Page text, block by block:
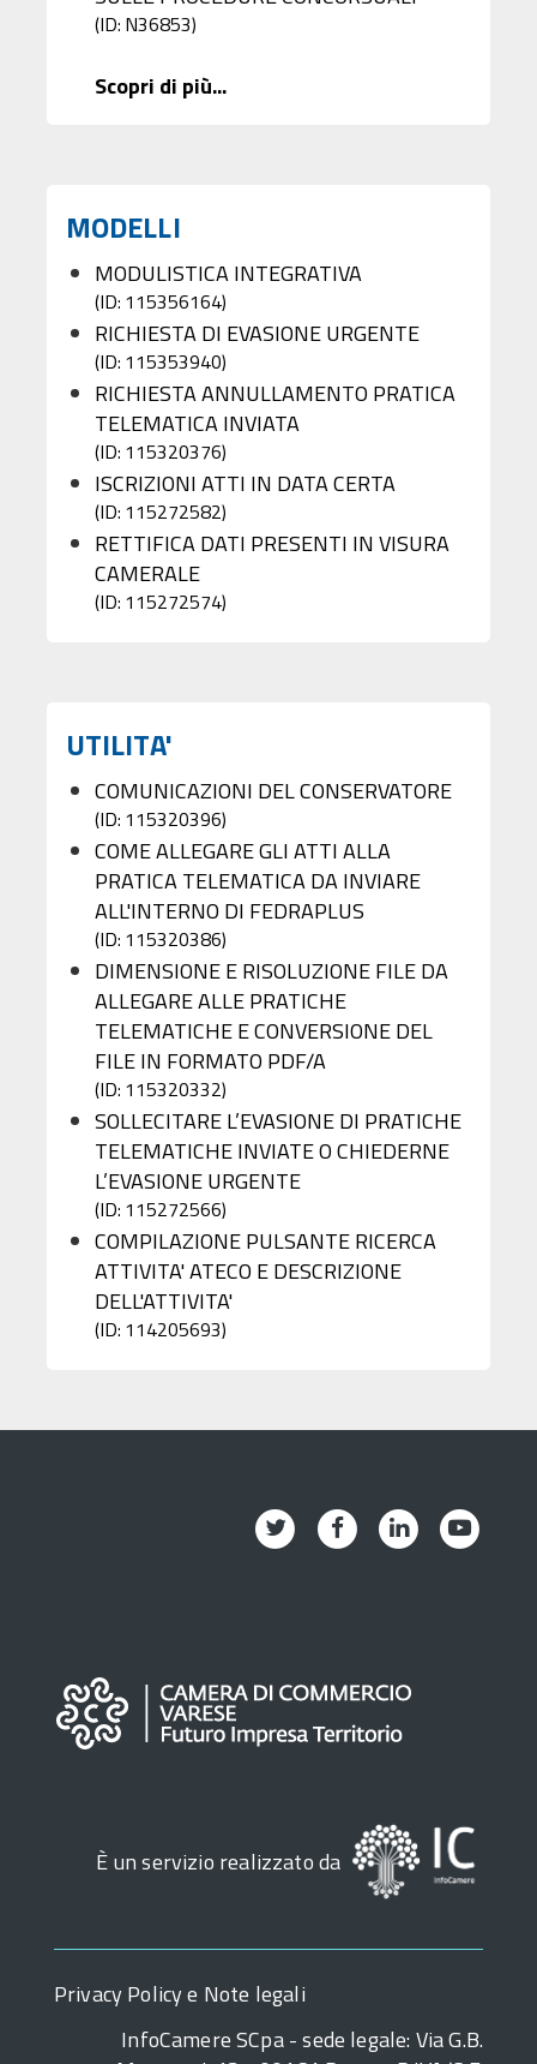
(ID: N36853)
Scopri di più...
MODELLI
MODULISTICA INTEGRATIVA
(ID: 115356164)
RICHIESTA DI EVASIONE URGENTE
(ID: 115353940)
RICHIESTA ANNULLAMENTO PRATICA
TELEMATICA INVIATA
(ID: 115320376)
ISCRIZIONI ATTI IN DATA CERTA
(ID: 115272582)
RETTIFICA DATI PRESENTI IN VISURA
CAMERALE
(ID: 115272574)
UTILITA'
COMUNICAZIONI DEL CONSERVATORE
(ID: 115320396)
COME ALLEGARE GLI ATTI ALLA
PRATICA TELEMATICA DA INVIARE
ALL'INTERNO DI FEDRAPLUS
(ID: 115320386)
DIMENSIONE E RISOLUZIONE FILE DA
ALLEGARE ALLE PRATICHE
TELEMATICHE E CONVERSIONE DEL
FILE IN FORMATO PDF/A
(ID: 115320332)
SOLLECITARE L’EVASIONE DI PRATICHE
TELEMATICHE INVIATE O CHIEDERNE
L’EVASIONE URGENTE
(ID: 115272566)
COMPILAZIONE PULSANTE RICERCA
ATTIVITA' ATECO E DESCRIZIONE
DELL'ATTIVITA'
(ID: 114205693)
Twitter Facebook Linkedin
È un servizio realizzato da
Privacy Policy e Note legali
InfoCamere SCpa - sede legale: Via G.B.